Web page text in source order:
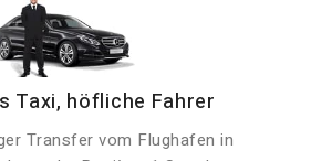
Taxi, höfliche Fahrer
Transfer vom Flughafen in